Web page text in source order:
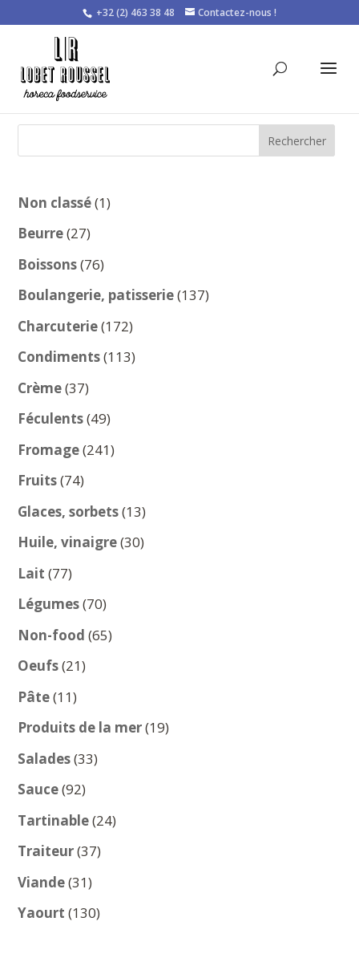
+32 (2) 463 38 48 Contactez-nous !
Rechercher
Non classé 11
Beurre 2727
produits
Boissons 7676
produits
Boulangerie, patisserie 137137
Charcuterie 172172
produits
Condiments 113113
Crème 3737
produits
Féculents 4949
produits
Fromage 241241
Fruits 7474
produits
Glaces, sorbets 1313
produits
Huile, vinaigre 3030
Lait 7777
produits
Légumes 7070
produits
Non-food 6565
Oeufs 2121
Pâte 1111
produits
Produits de la mer 1919
Salades 3333
Sauce 9292
produits
Tartinable 2424
Traiteur 3737
Viande 3131
produits
Yaourt 130130